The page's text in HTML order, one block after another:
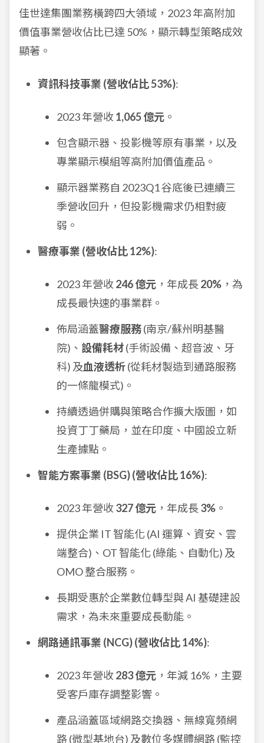
佳世達集團業務橫跨四大領域，2023 年高附加
價值事業營收佔比已達 50%，顯示轉型策略成效
顯著。
資訊科技事業 (營收佔比 53%):
2023 年營收1,065 億元 。
包含顯示器、投影機等原有事業，以及
專業顯示模組等高附加價值產品。
顯示器業務自 2023Q1 谷底後已連續三
季營收回升，但投影機需求仍相對疲
弱。
醫療事業 (營收佔比 12%):
2023 年營收246 億元 ，年成長 20% ，為
成長最快速的事業群。
佈局涵蓋醫療服務(南京/蘇州明基醫
院)、 設備耗材(手術設備、超音波、牙
科) 及血液透析(從耗材製造到通路服務
的一條龍模式)。
持續透過併購與策略合作擴大版圖，如
投資丁丁藥局，並在印度、中國設立新
生產據點。
智能方案事業 (BSG) (營收佔比 16%):
2023 年營收327 億元 ，年成長 3% 。
提供企業 IT 智能化 (AI 運算、資安、雲
端整合)、OT 智能化 (綠能、自動化) 及
OMO 整合服務。
長期受惠於企業數位轉型與 AI 基礎建設
需求，為未來重要成長動能。
網路通訊事業 (NCG) (營收佔比 14%):
2023 年營收283 億元 ，年減 16%，主要
受客戶庫存調整影響。
產品涵蓋區域網路交換器、無線寬頻網
路 (微型基地台) 及數位多媒體網路 (監控